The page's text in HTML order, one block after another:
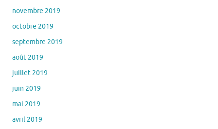
novembre 2019
octobre 2019
septembre 2019
août 2019
juillet 2019
juin 2019
mai 2019
avril 2019